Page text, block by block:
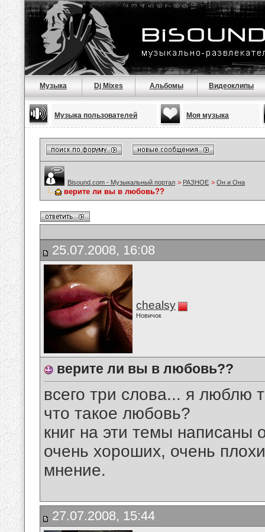
Музыка Dj Mixes Альбомы Видеоклипы
Музыка пользователей Моя музыка
Bisound.com - Музыкальный портал > РАЗНОЕ > Он и Она
верите ли вы в любовь??
25.07.2008, 16:08
chealsy
Новичок
верите ли вы в любовь??
всего три слова... я люблю
что такое любовь?
книг на эти темы написаны
очень хороших, очень
мнение.
27.07.2008, 15:44